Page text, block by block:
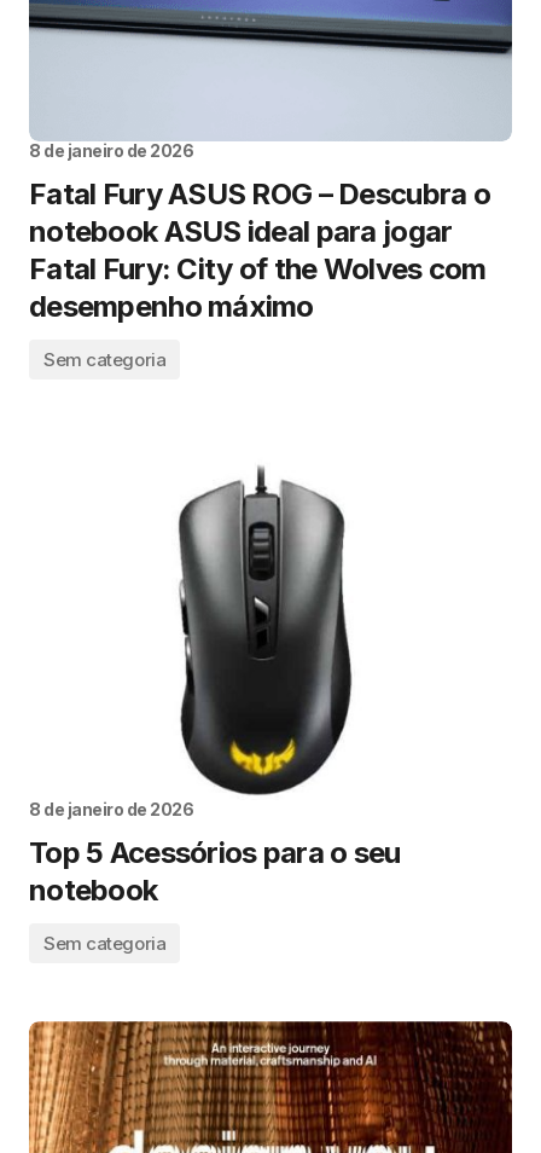
8 de janeiro de 2026
Fatal Fury ASUS ROG – Descubra o
notebook ASUS ideal para jogar
Fatal Fury: City of the Wolves com
desempenho máximo
Sem categoria
8 de janeiro de 2026
Top 5 Acessórios para o seu
notebook
Sem categoria